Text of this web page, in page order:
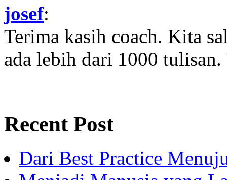
josef:
Terima kasih coach. Kita
ada lebih dari 1000 tulisan.
Recent Post
Dari Best Practice